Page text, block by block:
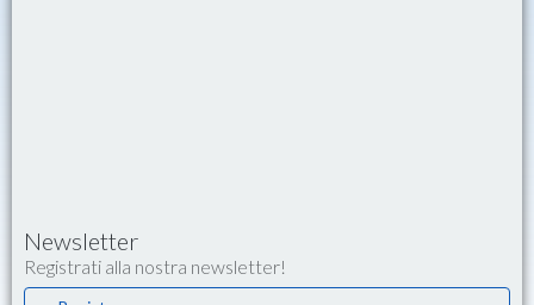
Newsletter
Registrati alla nostra newsletter!